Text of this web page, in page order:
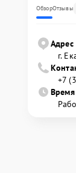
ОбзорОтзывы
Адрес
г.
+7